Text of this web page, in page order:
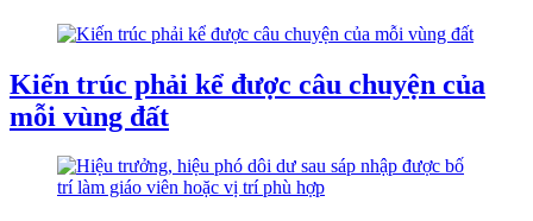
Kiến trúc phải kể được câu chuyện của
mỗi vùng đất